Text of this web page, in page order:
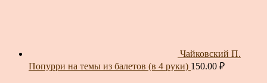
Чайковский П.
Попурри на темы из балетов (в 4 руки) 150.00 ₽